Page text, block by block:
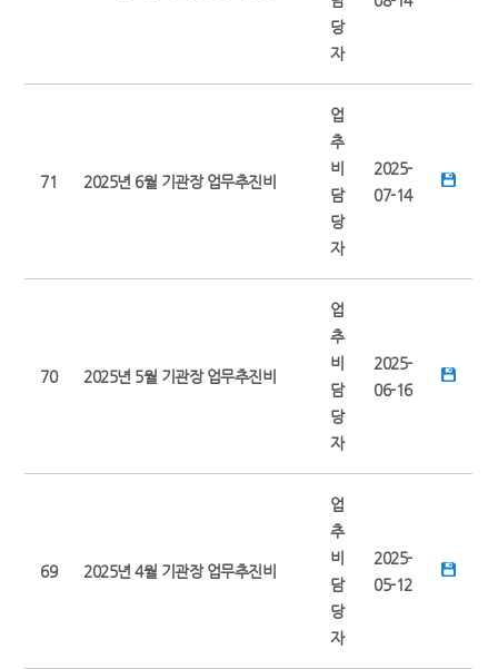
당
자
71 2025년 6월 기관장 업무추진비
업
추
비
담
당
자
2025-
07-14
70 2025년 5월 기관장 업무추진비
업
추
비
담
당
자
2025-
06-16
69 2025년 4월 기관장 업무추진비
업
추
비
담
당
자
2025-
05-12